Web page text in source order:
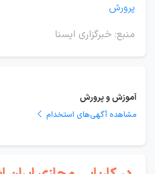
پرورش
منبع: خبرگزاری ایسنا
آموزش و پرورش
مشاهده آگهی‌های استخدام